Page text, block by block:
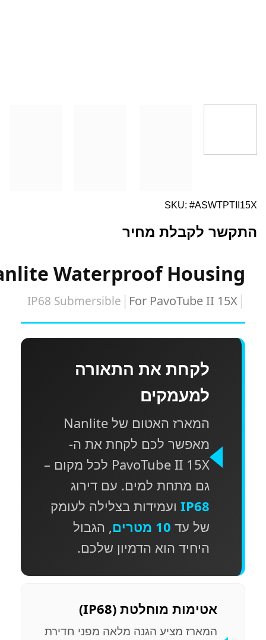
SKU:
לקבלת מחיר
Nanlite Waterproof
For PavoTube II 15X
|
IP68 Submersible
לקחת את התאורה
למעמקים
המארז האטום של Nanlite
מאפשר לכם לקחת את ה-
PavoTube II 15X לכל מקום –
גם מתחת למים. עם דירוג
IP68ועמידות בצלילה לעומק
של עד 10 מטרים
, הגבול
היחיד הוא הדמיון שלכם.
אטימות מוחלטת (IP68)
המארז מציע הגנה מלאה מפני חדירת